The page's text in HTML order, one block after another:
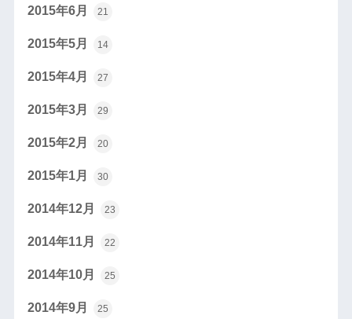
2015年6月 21
2015年5月 14
2015年4月 27
2015年3月 29
2015年2月 20
2015年1月 30
2014年12月 23
2014年11月 22
2014年10月 25
2014年9月 25